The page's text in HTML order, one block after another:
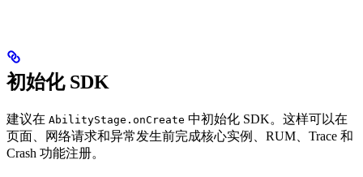
初始化 SDK
建议在 AbilityStage.onCreate 中初始化 SDK。这样可以在
页面、网络请求和异常发生前完成核心实例、RUM、Trace 和
Crash 功能注册。